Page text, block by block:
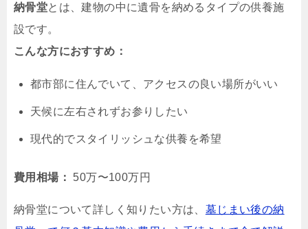
納骨堂とは、建物の中に遺骨を納めるタイプの供養施
設です。
こんな方におすすめ：
都市部に住んでいて、アクセスの良い場所がいい
天候に左右されずお参りしたい
現代的でスタイリッシュな供養を希望
費用相場： 50万〜100万円
納骨堂について詳しく知りたい方は、 墓じまい後の納